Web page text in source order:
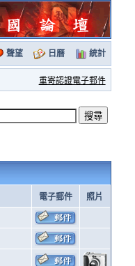
聲望 日曆 統計
重寄認證電子郵件
電子郵件 照片